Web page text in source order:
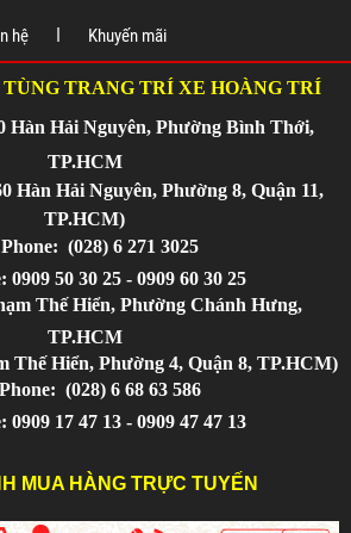
hệ Khuyến mãi
TRANG TRÍ XE HOÀNG TRÍ
Hàn Hải Nguyên, Phường Bình Thới,
TP.HCM
Hàn Hải Nguyên, Phường 8, Quận 11,
TP.HCM)
(028) 6 271 3025
0909 50 30 25 - 0909 60 30 25
Thế Hiển, Phường Chánh Hưng,
TP.HCM
Thế Hiển, Phường 4, Quận 8, TP.HCM)
(028) 6 68 63 586
0909 17 47 13 - 0909 47 47 13
MUA HÀNG TRỰC TUYẾN